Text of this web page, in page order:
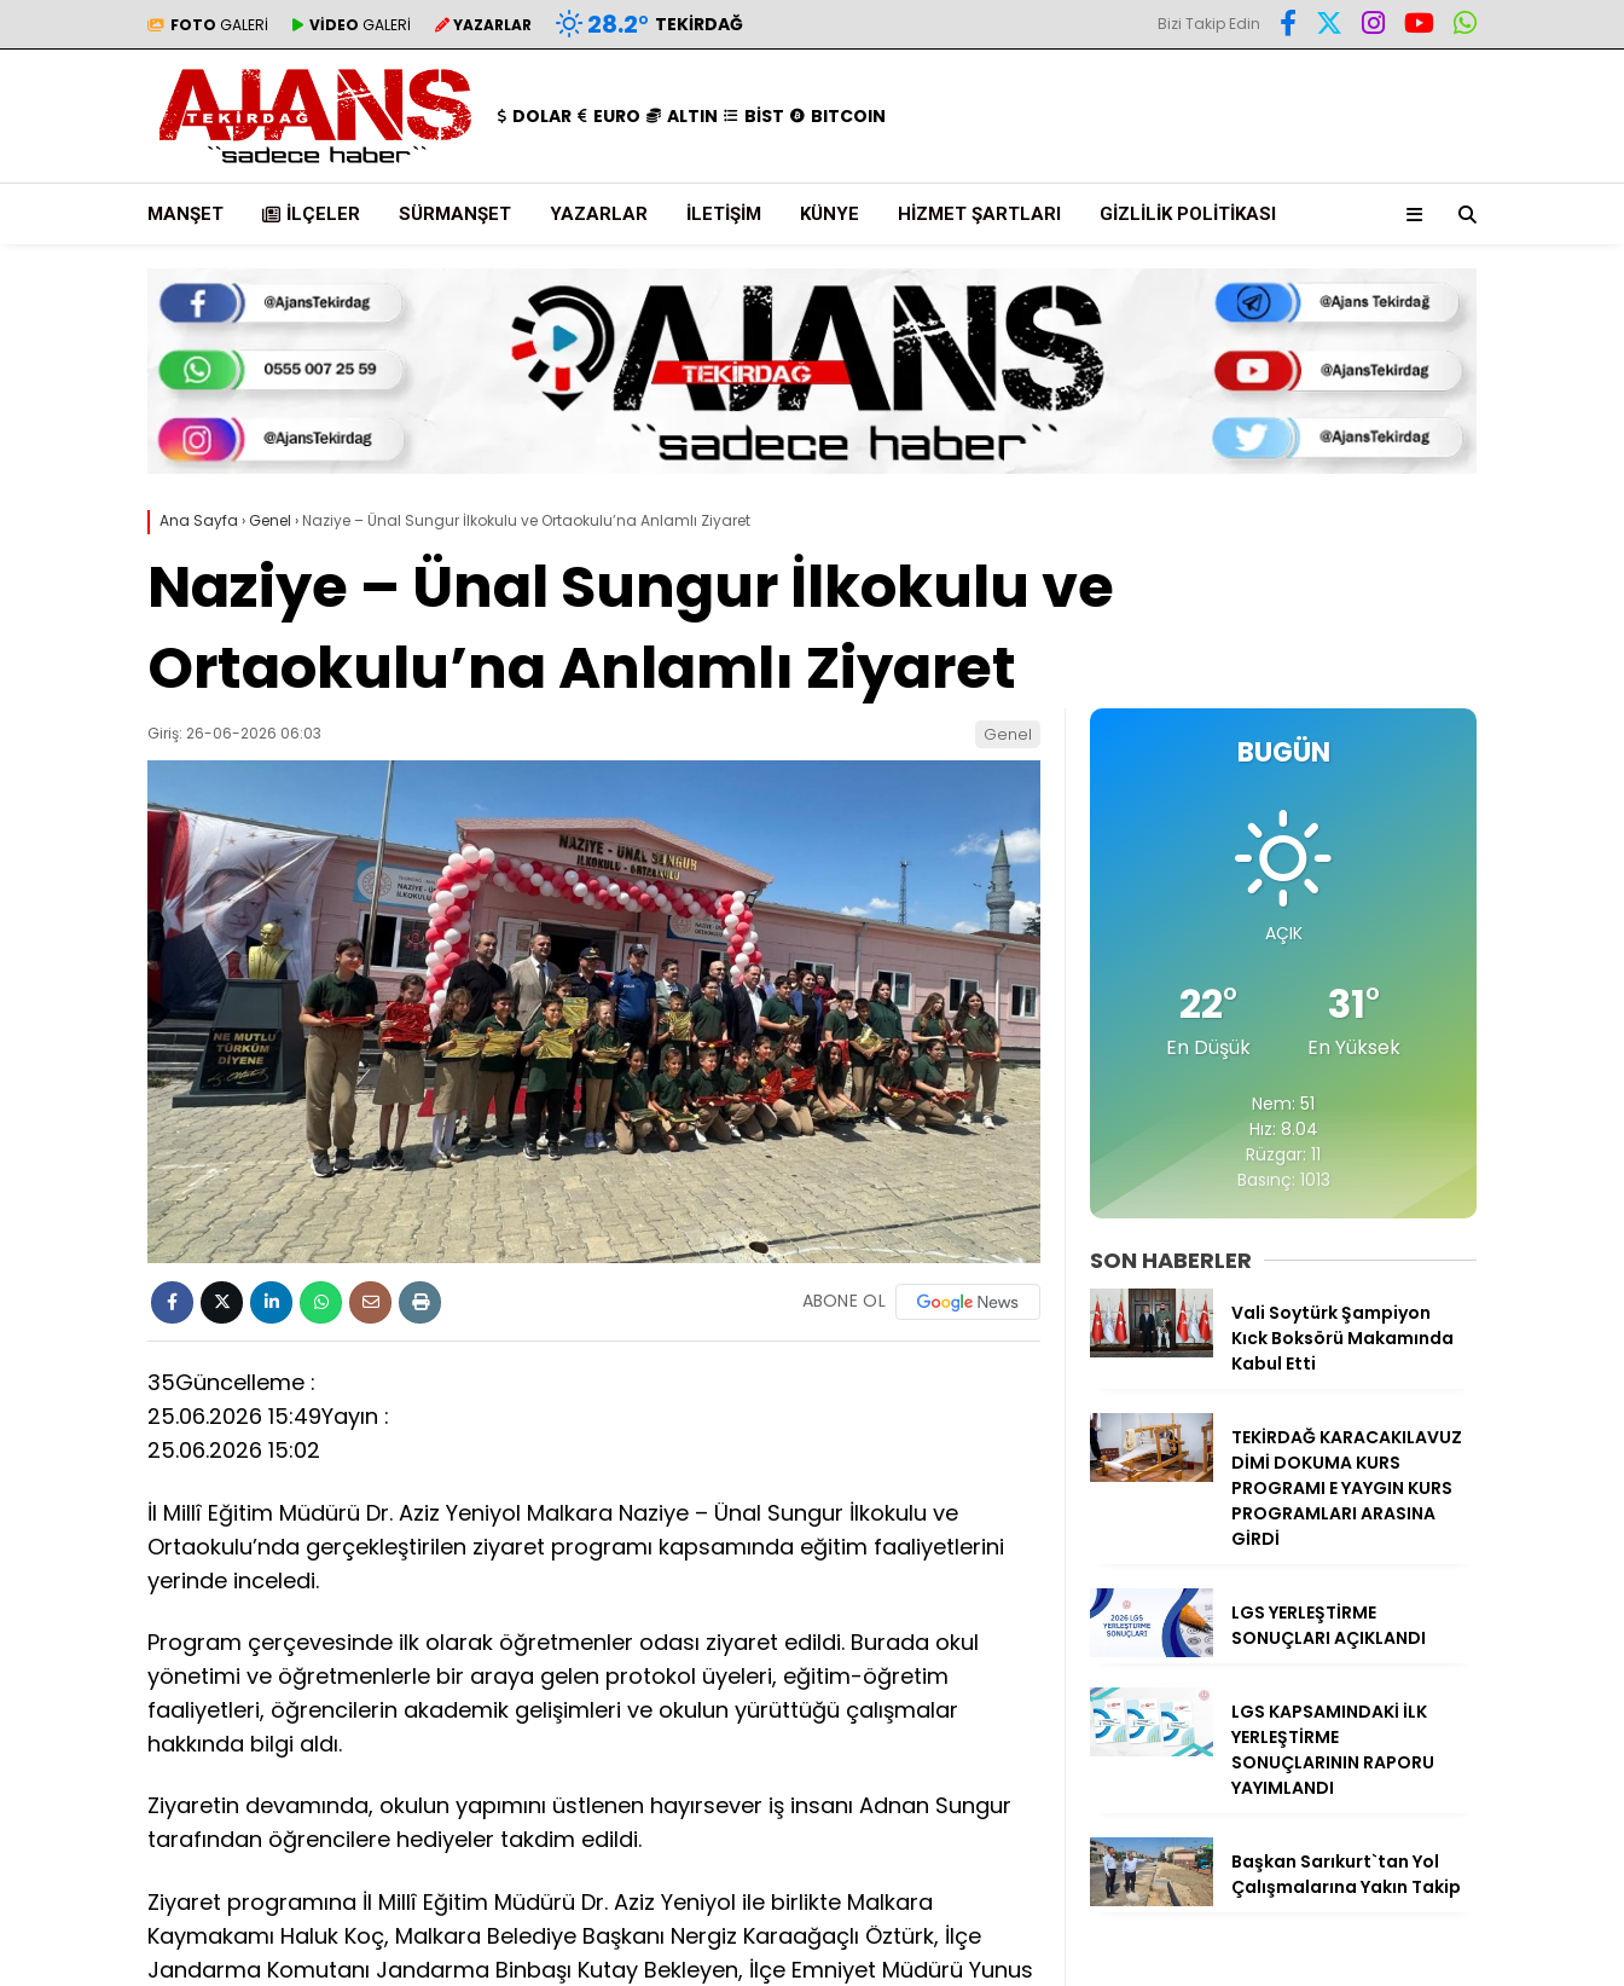
FOTO GALERİ VİDEO GALERİ YAZARLAR 28.2° TEKIRDAĞ Bizi Takip Edin
DOLAR EURO ALTIN BİST BITCOIN
MANŞET İLÇELER SÜRMANŞET YAZARLAR İLETIŞIM KÜNYE HIZMET ŞARTLARI GIZLILIK POLITIKASI
Ana Sayfa ›Genel › Naziye – Ünal Sungur İlkokulu ve Ortaokulu’na Anlamlı Ziyaret
Naziye – Ünal Sungur İlkokulu ve
Ortaokulu’na Anlamlı Ziyaret
Giriş: 26-06-2026 06:03 Genel
ABONE OL
35Güncelleme :
25.06.2026 15:49Yayın :
25.06.2026 15:02
İl Millî Eğitim Müdürü Dr. Aziz Yeniyol Malkara Naziye – Ünal Sungur İlkokulu ve
Ortaokulu’nda gerçekleştirilen ziyaret programı kapsamında eğitim faaliyetlerini
yerinde inceledi.
Program çerçevesinde ilk olarak öğretmenler odası ziyaret edildi. Burada okul
yönetimi ve öğretmenlerle bir araya gelen protokol üyeleri, eğitim-öğretim
faaliyetleri, öğrencilerin akademik gelişimleri ve okulun yürüttüğü çalışmalar
hakkında bilgi aldı.
Ziyaretin devamında, okulun yapımını üstlenen hayırsever iş insanı Adnan Sungur
tarafından öğrencilere hediyeler takdim edildi.
Ziyaret programına İl Millî Eğitim Müdürü Dr. Aziz Yeniyol ile birlikte Malkara
Kaymakamı Haluk Koç, Malkara Belediye Başkanı Nergiz Karaağaçlı Öztürk, İlçe
Jandarma Komutanı Jandarma Binbaşı Kutay Bekleyen, İlçe Emniyet Müdürü Yunus
BUGÜN
AÇIK
22°
En Düşük
31°
En Yüksek
Nem: 51
Hız: 8.04
Rüzgar: 11
Basınç: 1013
SON HABERLER
Vali Soytürk Şampiyon
Kıck Boksörü Makamında
Kabul Etti
TEKİRDAĞ KARACAKILAVUZ
DİMİ DOKUMA KURS
PROGRAMI E YAYGIN KURS
PROGRAMLARI ARASINA
GİRDİ
LGS YERLEŞTİRME
SONUÇLARI AÇIKLANDI
LGS KAPSAMINDAKİ İLK
YERLEŞTİRME
SONUÇLARININ RAPORU
YAYIMLANDI
Başkan Sarıkurt`tan Yol
Çalışmalarına Yakın Takip